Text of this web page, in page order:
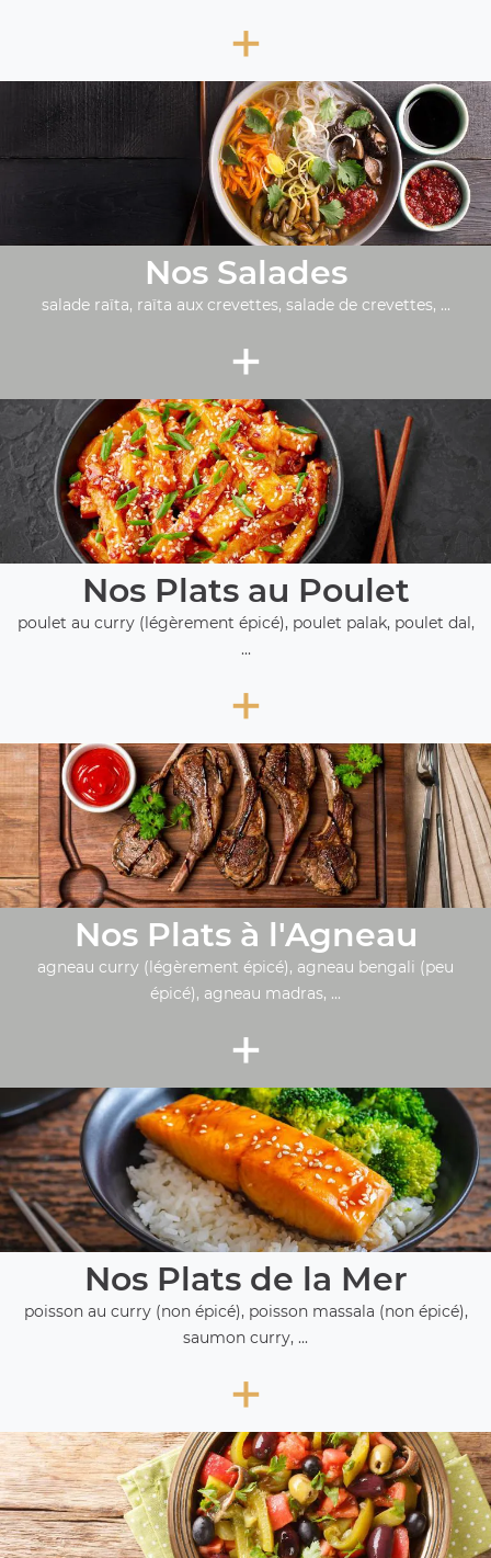
+
Nos Salades
salade raïta, raïta aux crevettes, salade de crevettes, ...
+
Nos Plats au Poulet
poulet au curry (légèrement épicé), poulet palak, poulet dal,
...
+
Nos Plats à l'Agneau
agneau curry (légèrement épicé), agneau bengali (peu
épicé), agneau madras, ...
+
Nos Plats de la Mer
poisson au curry (non épicé), poisson massala (non épicé),
saumon curry, ...
+